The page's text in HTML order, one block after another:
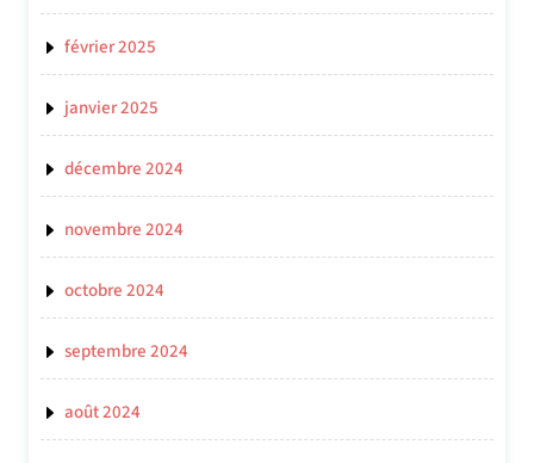
février 2025
janvier 2025
décembre 2024
novembre 2024
octobre 2024
septembre 2024
août 2024